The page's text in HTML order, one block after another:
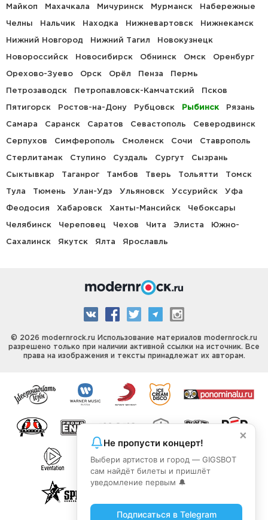
Майкоп Махачкала Мичуринск Мурманск Набережные
Челны Нальчик Находка Нижневартовск Нижнекамск
Нижний Новгород Нижний Тагил Новокузнецк
Новороссийск Новосибирск Обнинск Омск Оренбург
Орехово-Зуево Орск Орёл Пенза Пермь
Петрозаводск Петропавловск-Камчатский Псков
Пятигорск Ростов-на-Дону Рубцовск Рыбинск Рязань
Самара Саранск Саратов Севастополь Северодвинск
Серпухов Симферополь Смоленск Сочи Ставрополь
Стерлитамак Ступино Суздаль Сургут Сызрань
Сыктывкар Таганрог Тамбов Тверь Тольятти Томск
Тула Тюмень Улан-Удэ Ульяновск Уссурийск Уфа
Феодосия Хабаровск Ханты-Мансийск Чебоксары
Челябинск Череповец Чехов Чита Элиста Южно-
Сахалинск Якутск Ялта Ярославль
© 2026 modernrock.ru Использование материалов modernrock.ru
разрешено только при наличии активной ссылки на источник. Все
права на изображения и тексты принадлежат их авторам.
×
Не пропусти концерт!
Выбери артистов и город — GIGSBOT
сам найдёт билеты и пришлёт
уведомление первым 🔔
Подписаться в Telegram